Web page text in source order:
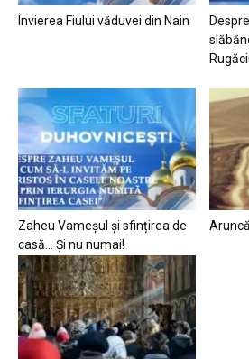
Învierea Fiului văduvei din Nain
Zaheu Vameșul și sfințirea de
casă… Și nu numai!